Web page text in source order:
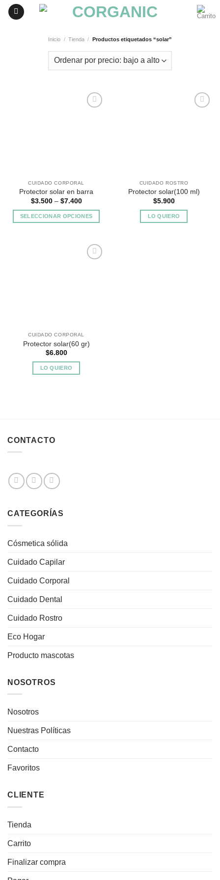
Skip
Inicio / Tienda / Productos etiquetados “solar”
CUIDADO CORPORAL
Protector solar en barra
$3.500– $7.400
SELECCIONAR OPCIONES
CUIDADO ROSTRO
Protector solar(100 ml)
$5.900
LO QUIERO
CUIDADO CORPORAL
Protector solar(60 gr)
$6.800
LO QUIERO
CONTACTO
CATEGORÍAS
Cósmetica sólida
Cuidado Capilar
Cuidado Corporal
Cuidado Dental
Cuidado Rostro
Eco Hogar
Producto mascotas
NOSOTROS
Nosotros
Nuestras Políticas
Contacto
Favoritos
CLIENTE
Tienda
Carrito
Finalizar compra